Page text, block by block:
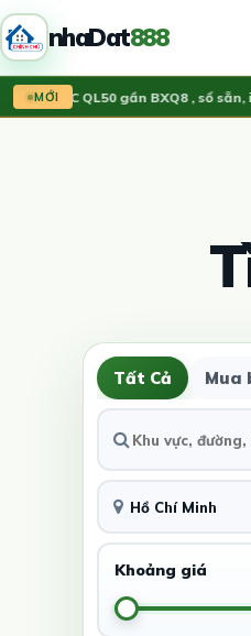
nhaDat888
MỚI
KDC QL50 gần BXQ8 , sổ sẵn, ib
Tất Cả Mua
Hồ Chí Minh
Khoảng giá